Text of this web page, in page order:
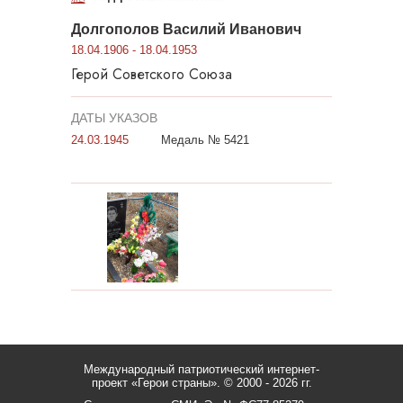
Долгополов Василий Иванович
18.04.1906 - 18.04.1953
Герой Советского Союза
ДАТЫ УКАЗОВ
24.03.1945 Медаль № 5421
Международный патриотический интернет-
проект «Герои страны». © 2000 - 2026 гг.